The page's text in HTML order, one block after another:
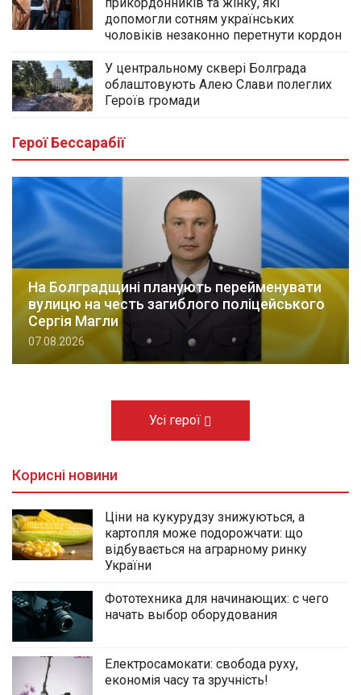
допомогли сотням українських
чоловіків незаконно перетнути кордон
У центральному сквері Болграда
облаштовують Алею Слави полеглих
Героїв громади
Герої Бессарабії
На Болградщині планують перейменувати
вулицю на честь загиблого поліцейського
Сергія Магли
07.08.2026
Усі герої
Корисні новини
Ціни на кукурудзу знижуються, а
картопля може подорожчати: що
відбувається на аграрному ринку
України
Фототехника для начинающих: с чего
начать выбор оборудования
Електросамокати: свобода руху,
економія часу та зручність!